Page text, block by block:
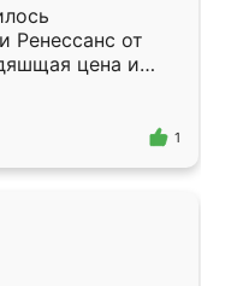
Ренессанс от
цена и
Приехавший
самый
1